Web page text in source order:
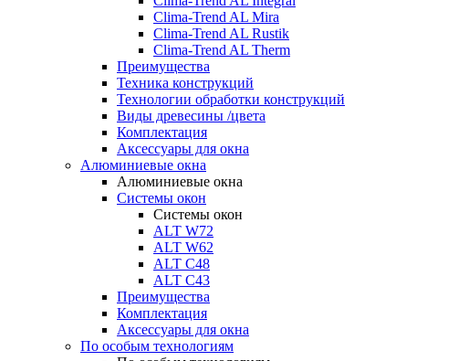
Clima-Trend AL Mira
Clima-Trend AL Rustik
Clima-Trend AL Therm
Преимущества
Техника конструкций
Технологии обработки конструкций
Виды древесины /цвета
Комплектация
Аксессуары для окна
Алюминиевые окна
Алюминиевые окна
Системы окон
Системы окон
ALT W72
ALT W62
ALT С48
ALT С43
Преимущества
Комплектация
Аксессуары для окна
По особым технологиям